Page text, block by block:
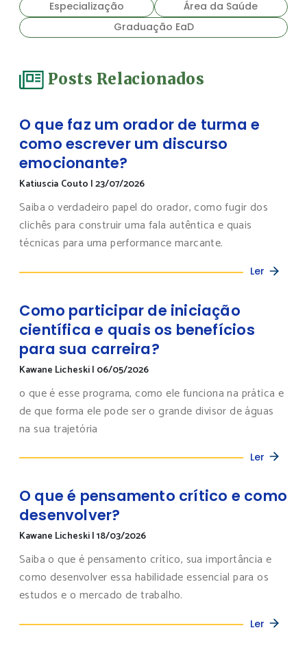
Especialização
Área da Saúde
Graduação EaD
Posts Relacionados
O que faz um orador de turma e
como escrever um discurso
emocionante?
Katiuscia Couto |23/07/2026
Saiba o verdadeiro papel do orador, como fugir dos
clichês para construir uma fala autêntica e quais
técnicas para uma performance marcante.
Ler
Como participar de iniciação
científica e quais os benefícios
para sua carreira?
Kawane Licheski| 06/05/2026
o que é esse programa, como ele funciona na prática e
de que forma ele pode ser o grande divisor de águas
na sua trajetória
Ler
O que é pensamento crítico e como
desenvolver?
Kawane Licheski|18/03/2026
Saiba o que é pensamento crítico, sua importância e
como desenvolver essa habilidade essencial para os
estudos e o mercado de trabalho.
Ler